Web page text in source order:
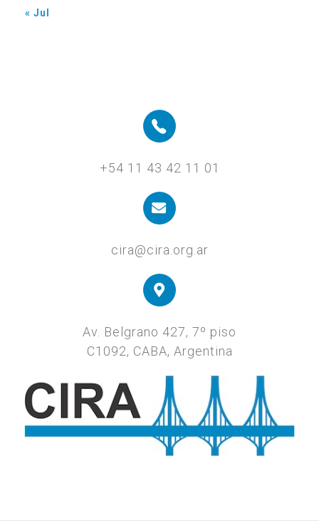
« Jul
+54 11 43 42 11 01
cira@cira.org.ar
Av. Belgrano 427, 7º piso
C1092, CABA, Argentina